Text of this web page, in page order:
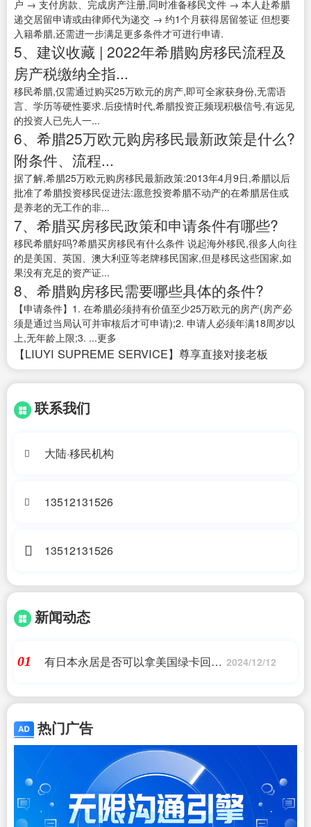
户 → 支付房款、完成房产注册,同时准备移民文件 → 本人赴希腊
递交居留申请或由律师代为递交 → 约1个月获得居留签证 但想要
入籍希腊,还需进一步满足更多条件才可进行申请.
5、建议收藏 | 2022年希腊购房移民流程及
房产税缴纳全指...
移民希腊,仅需通过购买25万欧元的房产,即可全家获身份,无需语
言、学历等硬性要求.后疫情时代,希腊投资正频现积极信号,有远见
的投资人已先人一...
6、希腊25万欧元购房移民最新政策是什么?
附条件、流程...
据了解,希腊25万欧元购房移民最新政策:2013年4月9日,希腊以后
批准了希腊投资移民促进法:愿意投资希腊不动产的在希腊居住或
是养老的无工作的非...
7、希腊买房移民政策和申请条件有哪些?
移民希腊好吗?希腊买房移民有什么条件 说起海外移民,很多人向往
的是美国、英国、澳大利亚等老牌移民国家,但是移民这些国家,如
果没有充足的资产证...
8、希腊购房移民需要哪些具体的条件?
【申请条件】1. 在希腊必须持有价值至少25万欧元的房产(房产必
须是通过当局认可并审核后才可申请);2. 申请人必须年满18周岁以
上,无年龄上限;3. ...更多
【LIUYI SUPREME SERVICE】尊享直接对接老板
联系我们
大陆·移民机构
13512131526
13512131526
新闻动态
01
有日本永居是否可以拿美国绿卡回中
本移民,日本投资移民,日本房产投资_
2024/12/12
热门广告